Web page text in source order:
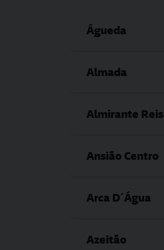
Águeda
Almada
Almirante Reis
Ansião Centro
Arca D´Água
Azeitão